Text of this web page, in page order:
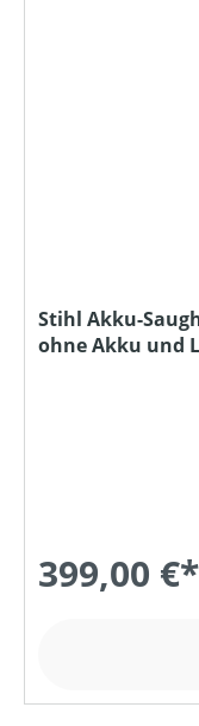
Stihl Akku-
ohne Akku und
399,00 €*